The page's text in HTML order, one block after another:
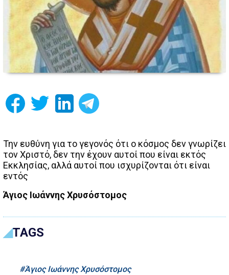
Την ευθύνη για το γεγονός ότι ο κόσμος δεν γνωρίζει
τον Χριστό, δεν την έχουν αυτοί που είναι εκτός
Εκκλησίας, αλλά αυτοί που ισχυρίζονται ότι είναι
εντός
Άγιος Ιωάννης Χρυσόστομος
TAGS
Άγιος Ιωάννης Χρυσόστομος